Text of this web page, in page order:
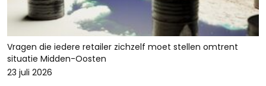
Vragen die iedere retailer zichzelf moet stellen omtrent
situatie Midden-Oosten
23 juli 2026